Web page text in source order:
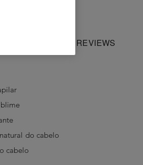
REVIEWS
do cabelo
cabelo